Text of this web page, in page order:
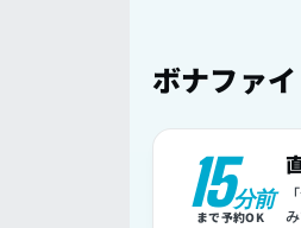
ボナファイ
15分前
まで予約OK